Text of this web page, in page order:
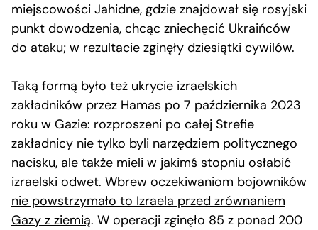
miejscowości Jahidne, gdzie znajdował się rosyjski
punkt dowodzenia, chcąc zniechęcić Ukraińców
do ataku; w rezultacie zginęły dziesiątki cywilów.
Taką formą było też ukrycie izraelskich
zakładników przez Hamas po 7 października 2023
roku w Gazie: rozproszeni po całej Strefie
zakładnicy nie tylko byli narzędziem politycznego
nacisku, ale także mieli w jakimś stopniu osłabić
izraelski odwet. Wbrew oczekiwaniom bojowników
nie powstrzymało to Izraela przed zrównaniem
Gazy z ziemią. W operacji zginęło 85 z ponad 200